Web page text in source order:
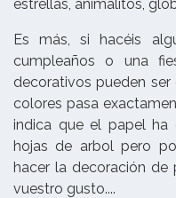
estrellas, animalitos,
Es más, si hacéis
cumpleaños o una
decorativos pueden
colores pasa
indica que el papel ha
hojas de arbol pero
hacer la decoración de
vuestro gusto....